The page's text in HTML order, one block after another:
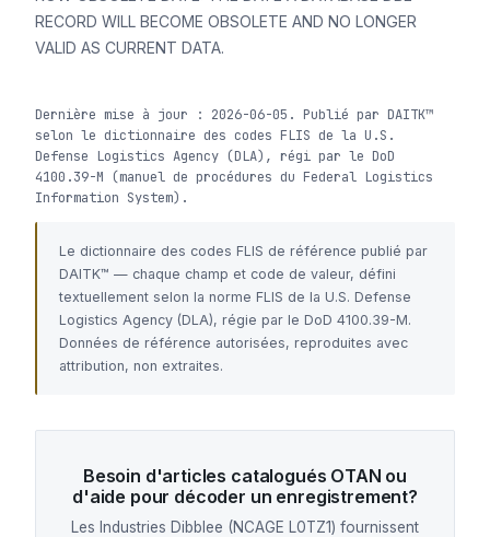
RECORD WILL BECOME OBSOLETE AND NO LONGER
VALID AS CURRENT DATA.
Dernière mise à jour : 2026-06-05. Publié par DAITK™
selon le dictionnaire des codes FLIS de la U.S.
Defense Logistics Agency (DLA), régi par le DoD
4100.39-M (manuel de procédures du Federal Logistics
Information System).
Le dictionnaire des codes FLIS de référence publié par
DAITK™ — chaque champ et code de valeur, défini
textuellement selon la norme FLIS de la U.S. Defense
Logistics Agency (DLA), régie par le DoD 4100.39-M.
Données de référence autorisées, reproduites avec
attribution, non extraites.
Besoin d'articles catalogués OTAN ou
d'aide pour décoder un enregistrement?
Les Industries Dibblee (NCAGE L0TZ1) fournissent